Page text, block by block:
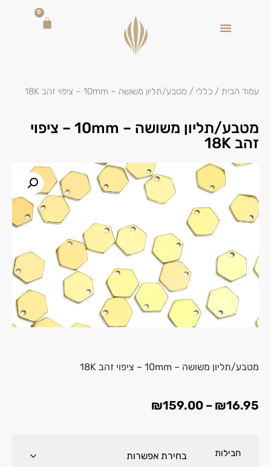
0
עמוד הבית / כללי / מטבע/תליון משושה – 10mm – ציפוי זהב 18K
מטבע/תליון משושה – 10mm – ציפוי
זהב 18K
מטבע/תליון משושה – 10mm – ציפוי זהב 18K
₪16.95
–
₪159.00
חבילות